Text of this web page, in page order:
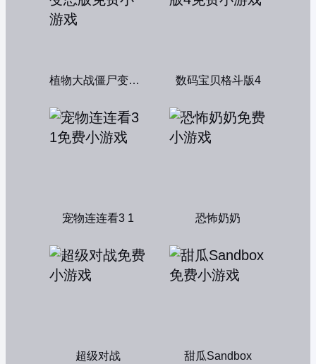
植物大战僵尸变态版 数码宝贝格斗版4
宠物连连看3 1 恐怖奶奶
超级对战 甜瓜Sandbox